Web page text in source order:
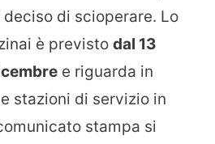
di scioperare. Lo
è previsto dal 13
e riguarda in
stazioni di servizio in
stampa si